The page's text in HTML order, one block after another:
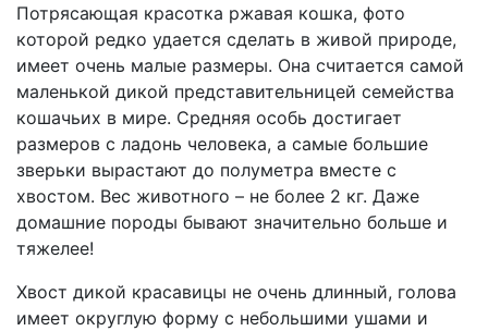
Потрясающая красотка ржавая кошка, фото
которой редко удается сделать в живой природе,
имеет очень малые размеры. Она считается самой
маленькой дикой представительницей семейства
кошачьих в мире. Средняя особь достигает
размеров с ладонь человека, а самые большие
зверьки вырастают до полуметра вместе с
хвостом. Вес животного – не более 2 кг. Даже
домашние породы бывают значительно больше и
тяжелее!
Хвост дикой красавицы не очень длинный, голова
имеет округлую форму с небольшими ушами и